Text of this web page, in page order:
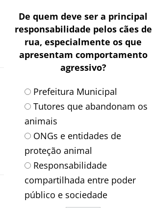
De quem deve ser a principal
responsabilidade pelos cães de
rua, especialmente os que
apresentam comportamento
agressivo?
Prefeitura Municipal
Tutores que abandonam os
animais
ONGs e entidades de
proteção animal
Responsabilidade
compartilhada entre poder
público e sociedade